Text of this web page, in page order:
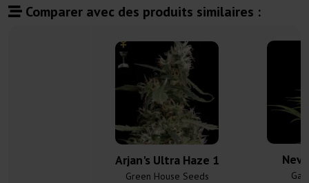
Comparer avec des produits similaires :
Arjan's Ultra Haze 1
Green House Seeds